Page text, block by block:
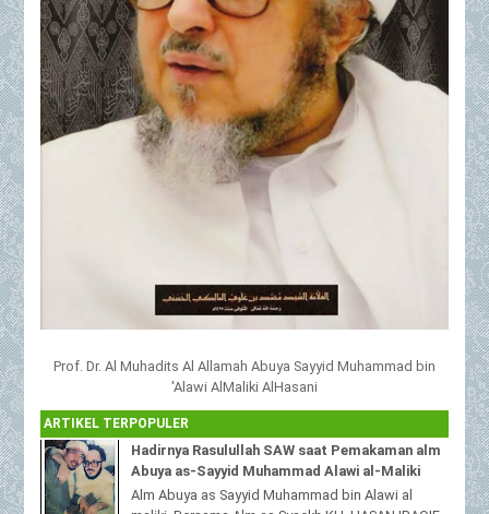
Prof. Dr. Al Muhadits Al Allamah Abuya Sayyid Muhammad bin
'Alawi AlMaliki AlHasani
ARTIKEL TERPOPULER
Hadirnya Rasulullah SAW saat Pemakaman alm
Abuya as-Sayyid Muhammad Alawi al-Maliki
Alm Abuya as Sayyid Muhammad bin Alawi al